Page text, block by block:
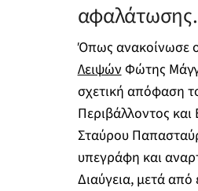
αφαλάτωσης.
Όπως ανακοίνωσε
ΛειψώνΦώτης
σχετική απόφαση
Περιβάλλοντος και
Σταύρου
υπεγράφη και
Διαύγεια, μετά από